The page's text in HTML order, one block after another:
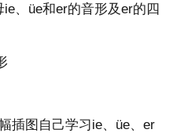
、üe和er的音形及er的四
图自己学习ie、üe、er